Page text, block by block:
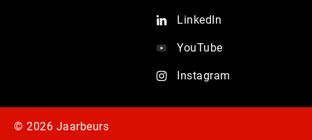
LinkedIn
YouTube
Instagram
© 2026 Jaarbeurs